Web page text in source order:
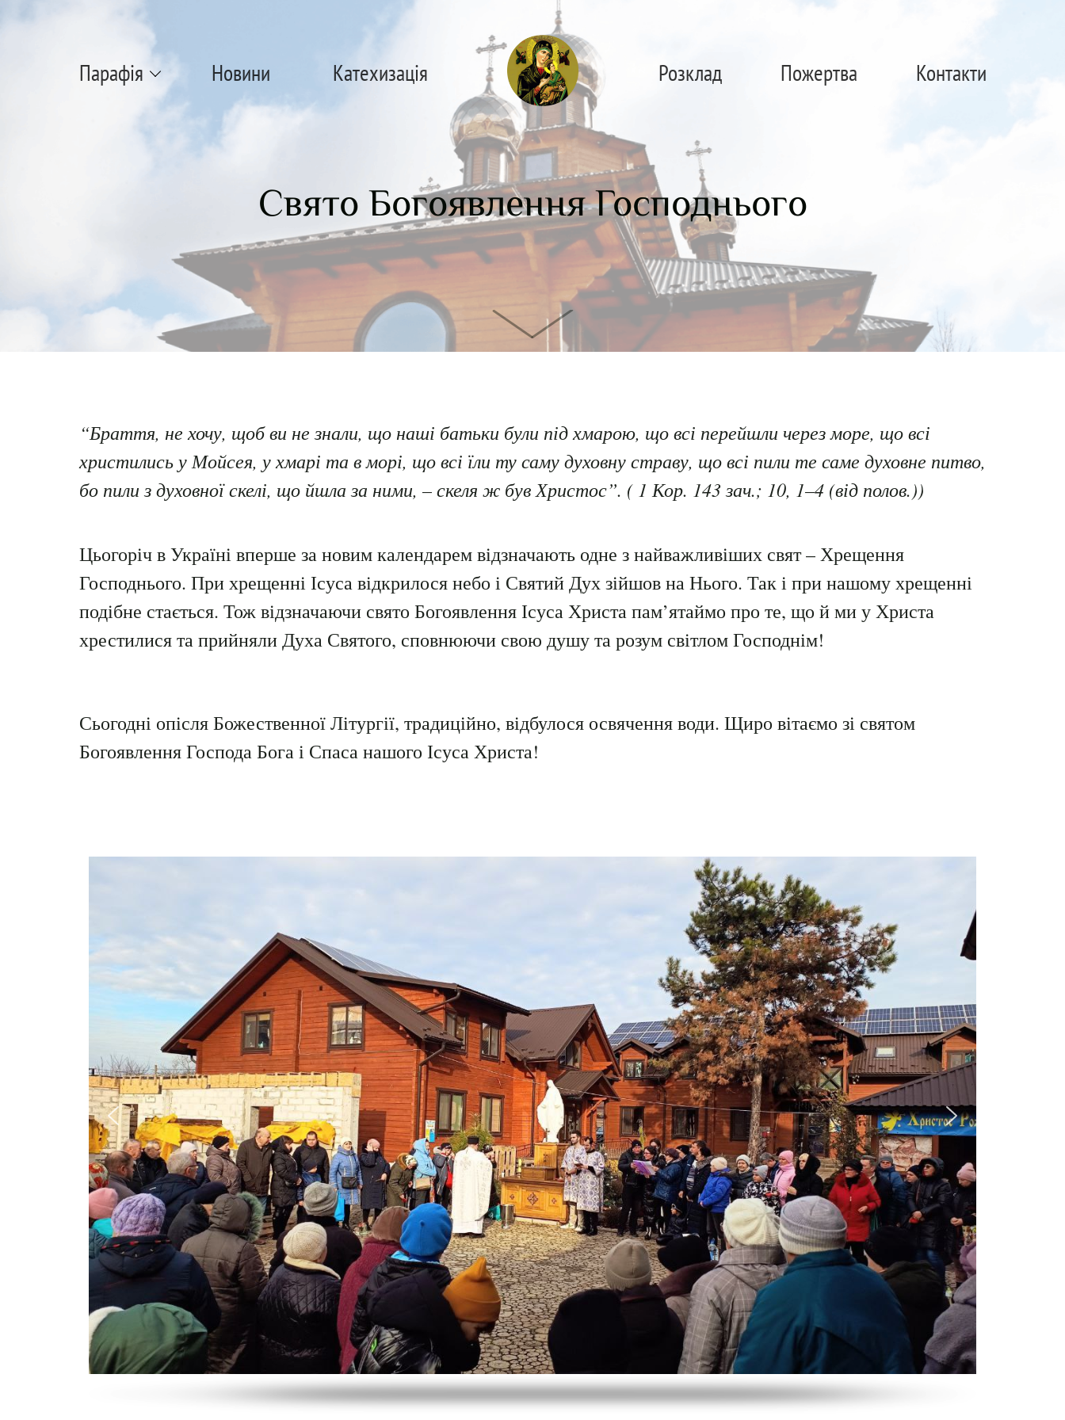
Парафія Новини Катехизація Розклад Пожертва Контакти
Свято Богоявлення Господнього
“Браття, не хочу, щоб ви не знали, що наші батьки були під хмарою, що всі перейшли через море, що всі
христились у Мойсея, у хмарі та в морі, що всі їли ту саму духовну страву, що всі пили те саме духовне питво,
бо пили з духовної скелі, що йшла за ними, – скеля ж був Христос”. ( 1 Кор. 143 зач.; 10, 1–4 (від полов.))
Цьогоріч в Україні вперше за новим календарем відзначають одне з найважливіших свят – Хрещення
Господнього. При хрещенні Ісуса відкрилося небо і Святий Дух зійшов на Нього. Так і при нашому хрещенні
подібне стається. Тож відзначаючи свято Богоявлення Ісуса Христа пам’ятаймо про те, що й ми у Христа
хрестилися та прийняли Духа Святого, сповнюючи свою душу та розум світлом Господнім!
Сьогодні опісля Божественної Літургії, традиційно, відбулося освячення води. Щиро вітаємо зі святом
Богоявлення Господа Бога і Спаса нашого Ісуса Христа!